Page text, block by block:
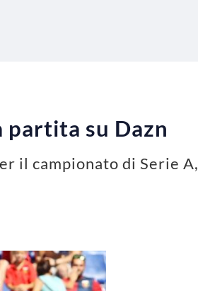
su Dazn
il campionato di Serie A,